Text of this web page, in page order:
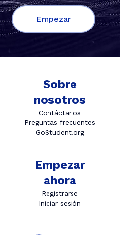
Empezar
Sobre
nosotros
Contáctanos
Preguntas frecuentes
GoStudent.org
Empezar
ahora
Registrarse
Iniciar sesión